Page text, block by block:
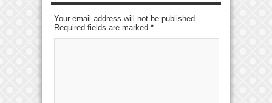
Your email address will not be published.
Required fields are marked *